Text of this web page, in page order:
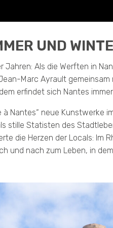
UND
Als die Werften in
Marc Ayrault
erfindet sich Nantes
Nantes“ neue Kunstwerke
stille Statisten des
die Herzen der Locals:
und nach zum Leben, in